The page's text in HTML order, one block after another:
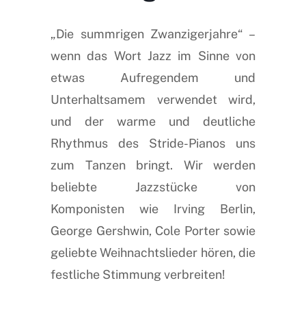
„Die summrigen Zwanzigerjahre“ –
wenn das Wort Jazz im Sinne von
etwas Aufregendem und
Unterhaltsamem verwendet wird,
und der warme und deutliche
Rhythmus des Stride-Pianos uns
zum Tanzen bringt. Wir werden
beliebte Jazzstücke von
Komponisten wie Irving Berlin,
George Gershwin, Cole Porter sowie
geliebte Weihnachtslieder hören, die
festliche Stimmung verbreiten!